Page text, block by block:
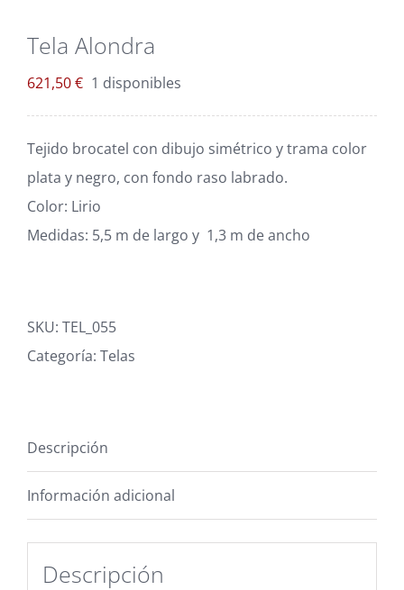
Tela Alondra
621,50€ 1 disponibles
Tejido brocatel con dibujo simétrico y trama color
plata y negro, con fondo raso labrado.
Color: Lirio
Medidas: 5,5 m de largo y 1,3 m de ancho
SKU: TEL_055
Categoría: Telas
Descripción
Información adicional
Descripción